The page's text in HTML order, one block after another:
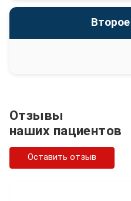
Отзывы
наших пациентов
Оставить отзыв